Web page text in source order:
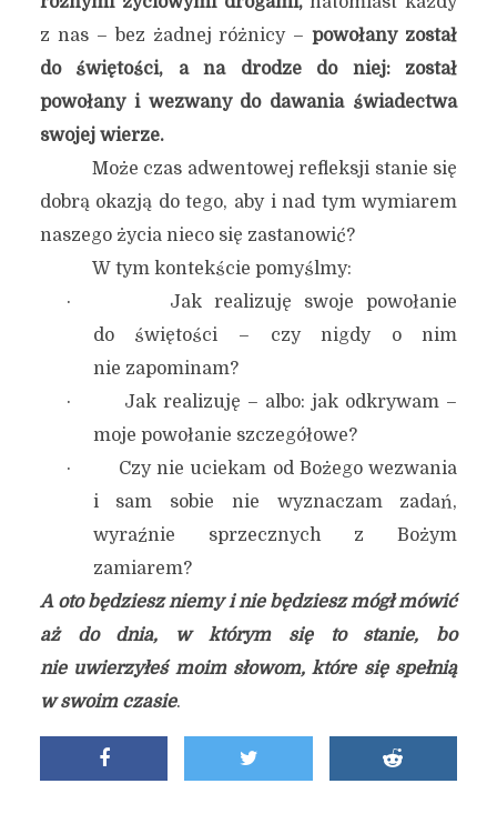
z nas – bez żadnej różnicy –powołany został
do świętości, a na drodze do niej: został
powołany i wezwany do dawania świadectwa
swojej wierze.
Może czas adwentowej refleksji stanie się
dobrą okazją do tego, aby i nad tym wymiarem
naszego życia nieco się zastanowić?
W tym kontekście pomyślmy:
· Jak realizuję swoje powołanie
do świętości – czy nigdy o nim
nie zapominam?
· Jak realizuję – albo: jak odkrywam –
moje powołanie szczegółowe?
· Czy nie uciekam od Bożego wezwania
i sam sobie nie wyznaczam zadań,
wyraźnie sprzecznych z Bożym
zamiarem?
A oto będziesz niemy i nie będziesz mógł mówić
aż do dnia, w którym się to stanie, bo
nie uwierzyłeś moim słowom, które się spełnią
w swoim czasie.